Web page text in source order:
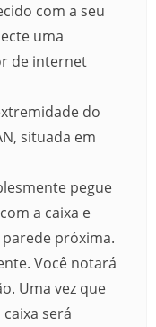
com a seu
uma
de internet
do
situada em
pegue
a caixa e
próxima.
Você notará
Uma vez que
será